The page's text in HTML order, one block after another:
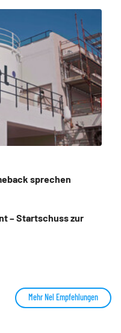
sprechen
– Startschuss zur
Mehr Nel Empfehlungen